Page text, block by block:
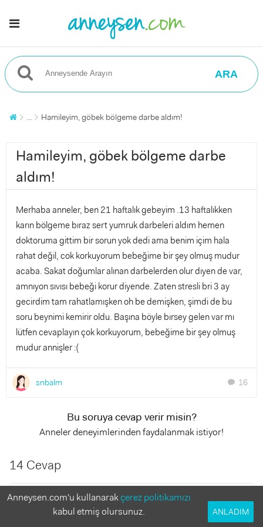
ARA
... Hamileyim, göbek bölgeme darbe aldım!
Hamileyim, göbek bölgeme darbe
aldım!
Merhaba anneler, ben 21 haftalık gebeyim .13 haftalıkken
karın bölgeme bıraz sert yumruk darbeleri aldım hemen
doktoruma gittim bir sorun yok dedi ama benim içim hala
rahat değil, cok korkuyorum bebeğime bir şey olmuş mudur
acaba. Sakat doğumlar alınan darbelerden olur dıyen de var,
amnıyon sıvısı bebeği korur diyende. Zaten stresli bri 3 ay
gecirdim tam rahatlamışken oh be demişken, şimdi de bu
soru beynimi kemirir oldu. Başına böyle bırsey gelen var mı
lütfen cevaplayın çok korkuyorum, bebeğime bir şey olmuş
mudur annişler :(
snbalm chat 16
Bu soruya cevap verir misin?
Anneler deneyimlerinden faydalanmak istiyor!
14 Cevap
Elsyum
6 yıl önce
Anneysen.com'u kullanarakçerez politikamızı
kabul etmiş olursunuz.
ANLADIM